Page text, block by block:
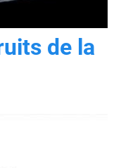
de la